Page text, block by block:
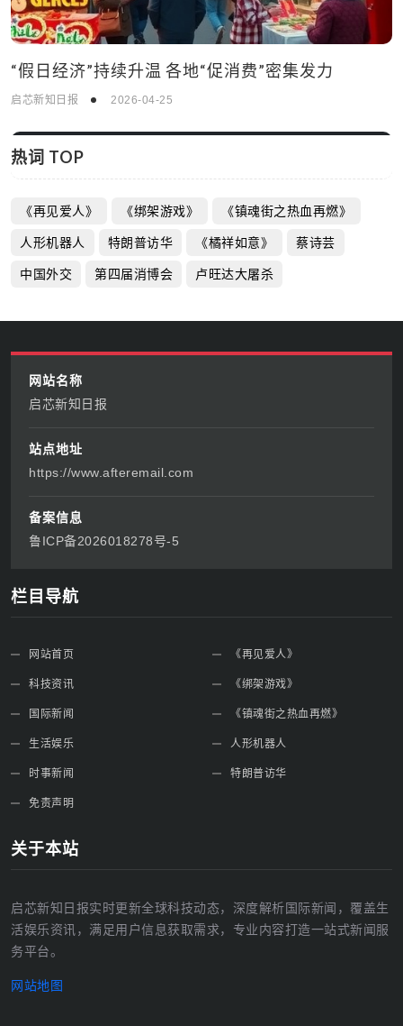
“假日经济”持续升温 各地“促消费”密集发力
启芯新知日报 2026-04-25
热词 TOP
《再见爱人》 《绑架游戏》 《镇魂街之热血再燃》
人形机器人 特朗普访华 《橘祥如意》 蔡诗芸
中国外交 第四届消博会 卢旺达大屠杀
网站名称
启芯新知日报
站点地址
https://www.afteremail.com
备案信息
鲁ICP备2026018278号-5
栏目导航
网站首页
科技资讯
国际新闻
生活娱乐
时事新闻
免责声明
《再见爱人》
《绑架游戏》
《镇魂街之热血再燃》
人形机器人
特朗普访华
关于本站
启芯新知日报实时更新全球科技动态，深度解析国际新闻，覆盖生
活娱乐资讯，满足用户信息获取需求，专业内容打造一站式新闻服
务平台。
网站地图